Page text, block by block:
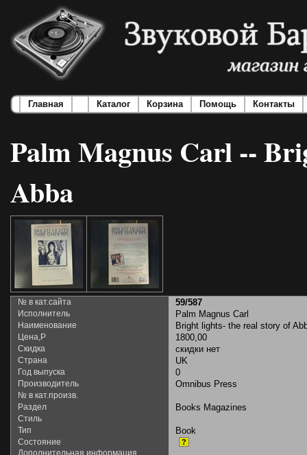
Главная Каталог Корзина Помощь Контакты
Palm Magnus Carl --
Abba
№ в кат.сайта 59/587
Исполнитель Palm Magnus Carl
Наименование Bright lights- the real story of
Цена,Р 1800,00
Скидка скидки нет
Страна UK
Год выпуска 0
Производитель Omnibus Press
№ в кат.произв.
Раздел
Books Magazines
Стиль
Тип
Book
Состояние ?
Дополнительная информация